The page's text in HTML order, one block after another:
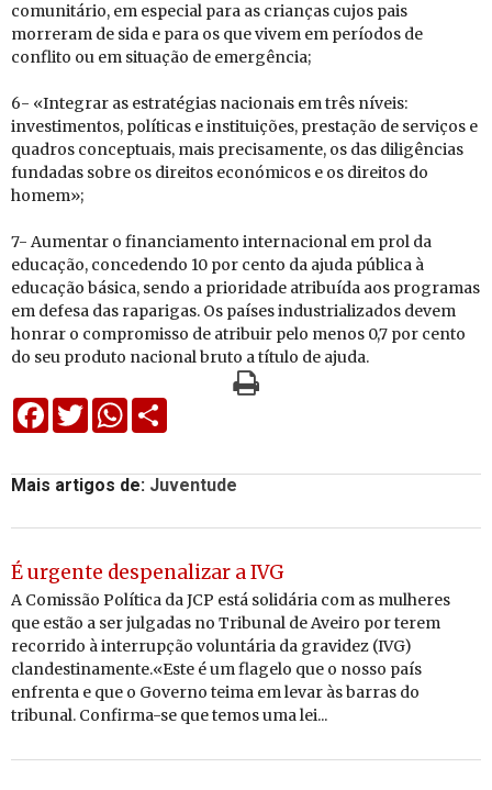
comunitário, em especial para as crianças cujos pais
morreram de sida e para os que vivem em períodos de
conflito ou em situação de emergência;
6- «Integrar as estratégias nacionais em três níveis:
investimentos, políticas e instituições, prestação de serviços e
quadros conceptuais, mais precisamente, os das diligências
fundadas sobre os direitos económicos e os direitos do
homem»;
7- Aumentar o financiamento internacional em prol da
educação, concedendo 10 por cento da ajuda pública à
educação básica, sendo a prioridade atribuída aos programas
em defesa das raparigas. Os países industrializados devem
honrar o compromisso de atribuir pelo menos 0,7 por cento
do seu produto nacional bruto a título de ajuda.
Facebook
Twitter WhatsApp
Mais artigos de: Juventude
É urgente despenalizar a IVG
A Comissão Política da JCP está solidária com as mulheres
que estão a ser julgadas no Tribunal de Aveiro por terem
recorrido à interrupção voluntária da gravidez (IVG)
clandestinamente.«Este é um flagelo que o nosso país
enfrenta e que o Governo teima em levar às barras do
tribunal. Confirma-se que temos uma lei...